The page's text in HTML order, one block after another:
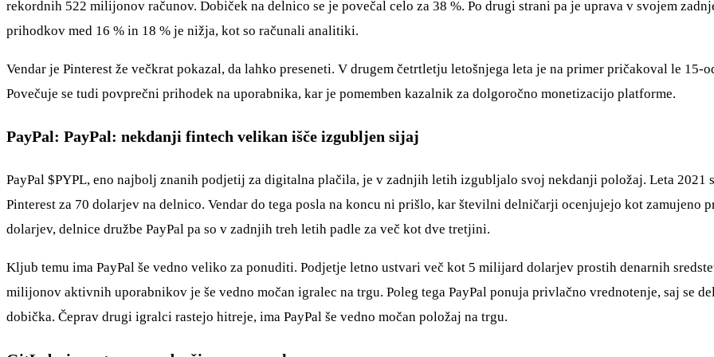
rekordnih 522 milijonov računov. Dobiček na delnico se je povečal celo za 38 %. Po drugi strani pa je uprava v svojem
prihodkov med 16 % in 18 % je nižja, kot so računali analitiki.
Vendar je Pinterest že večkrat pokazal, da lahko preseneti. V drugem četrtletju letošnjega leta je na primer pričakoval le 15-
Povečuje se tudi povprečni prihodek na uporabnika, kar je pomemben kazalnik za dolgoročno monetizacijo platforme.
PayPal: PayPal: nekdanji fintech velikan išče izgubljen sijaj
PayPal $PYPL, eno najbolj znanih podjetij za digitalna plačila, je v zadnjih letih izgubljalo svoj nekdanji položaj. Leta 2021
Pinterest za 70 dolarjev na delnico. Vendar do tega posla na koncu ni prišlo, kar številni delničarji ocenjujejo kot zamujeno
dolarjev, delnice družbe PayPal pa so v zadnjih treh letih padle za več kot dve tretjini.
Kljub temu ima PayPal še vedno veliko za ponuditi. Podjetje letno ustvari več kot 5 milijard dolarjev prostih denarnih
milijonov aktivnih uporabnikov je še vedno močan igralec na trgu. Poleg tega PayPal ponuja privlačno vrednotenje, saj se
dobička. Čeprav drugi igralci rastejo hitreje, ima PayPal še vedno močan položaj na trgu.